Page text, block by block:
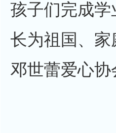
孩子们完成
长为祖国、
邓世蕾爱心